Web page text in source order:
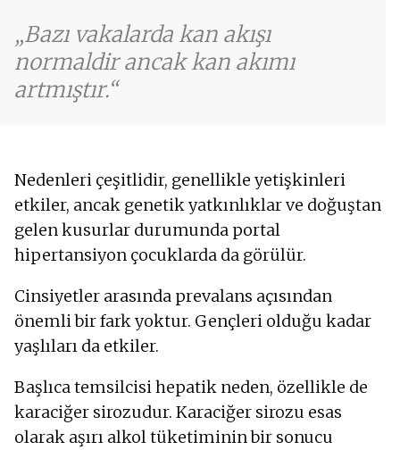
Bazı vakalarda kan akışı
normaldir ancak kan akımı
artmıştır.
Nedenleri çeşitlidir, genellikle yetişkinleri
etkiler, ancak genetik yatkınlıklar ve doğuştan
gelen kusurlar durumunda portal
hipertansiyon çocuklarda da görülür.
Cinsiyetler arasında prevalans açısından
önemli bir fark yoktur. Gençleri olduğu kadar
yaşlıları da etkiler.
Başlıca temsilcisi hepatik neden, özellikle de
karaciğer sirozudur. Karaciğer sirozu esas
olarak aşırı alkol tüketiminin bir sonucu